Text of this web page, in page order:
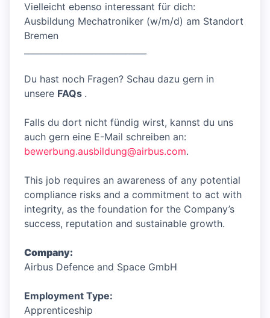
Vielleicht ebenso interessant für dich:
Ausbildung Mechatroniker (w/m/d) am Standort
Bremen
Du hast noch Fragen? Schau dazu gern in
unsere FAQs .
Falls du dort nicht fündig wirst, kannst du uns
auch gern eine E-Mail schreiben an:
bewerbung.ausbildung@airbus.com.
This job requires an awareness of any potential
compliance risks and a commitment to act with
integrity, as the foundation for the Company’s
success, reputation and sustainable growth.
Company:
Airbus Defence and Space GmbH
Employment Type:
Apprenticeship